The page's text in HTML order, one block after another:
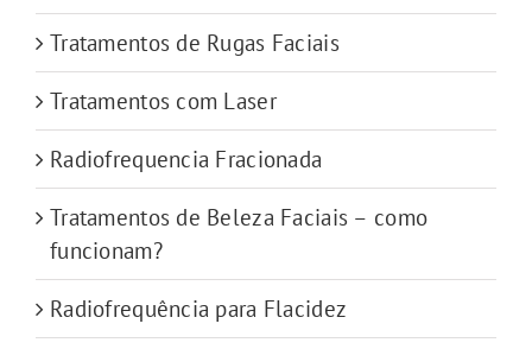
Tratamentos de Rugas Faciais
Tratamentos com Laser
Radiofrequencia Fracionada
Tratamentos de Beleza Faciais – como
funcionam?
Radiofrequência para Flacidez